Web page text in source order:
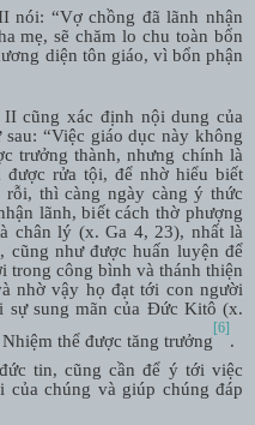
nói: “Vợ chồng đã lãnh nhận
mẹ, sẽ chăm lo chu toàn bổn
diện tôn giáo, vì bổn phận
II cũng xác định nội dung của
“Việc giáo dục này không
trưởng thành, nhưng chính là
được rửa tội, để nhờ hiểu biết
rỗi, thì càng ngày càng ý thức
lãnh, biết cách thờ phượng
chân lý (x. Ga 4, 23), nhất là
cũng như được huấn luyện để
trong công bình và thánh thiện
nhờ vậy họ đạt tới con người
sự sung mãn của Đức Kitô (x.
thể được tăng trưởng
[6]
.
tin, cũng cần để ý tới việc
của chúng và giúp chúng đáp